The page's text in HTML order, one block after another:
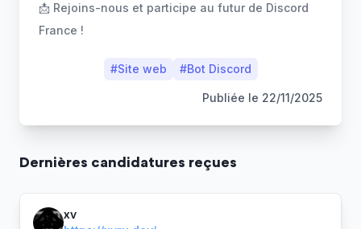
📩 Rejoins-nous et participe au futur de Discord
France !
#Site web #Bot Discord
Publiée le 22/11/2025
Dernières candidatures reçues
xv